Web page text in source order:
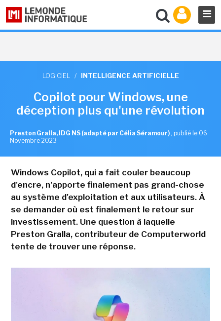
LOGICIEL / INTELLIGENCE ARTIFICIELLE
Copilot pour Windows, une
déception plus qu'une révolution
Preston Gralla, IDG NS (adapté par Célia Séramour) , publié le 06
Novembre 2023
Windows Copilot, qui a fait couler beaucoup
d'encre, n'apporte finalement pas grand-chose
au système d'exploitation et aux utilisateurs. À
se demander où est finalement le retour sur
investissement. Une question à laquelle
Preston Gralla, contributeur de Computerworld
tente de trouver une réponse.